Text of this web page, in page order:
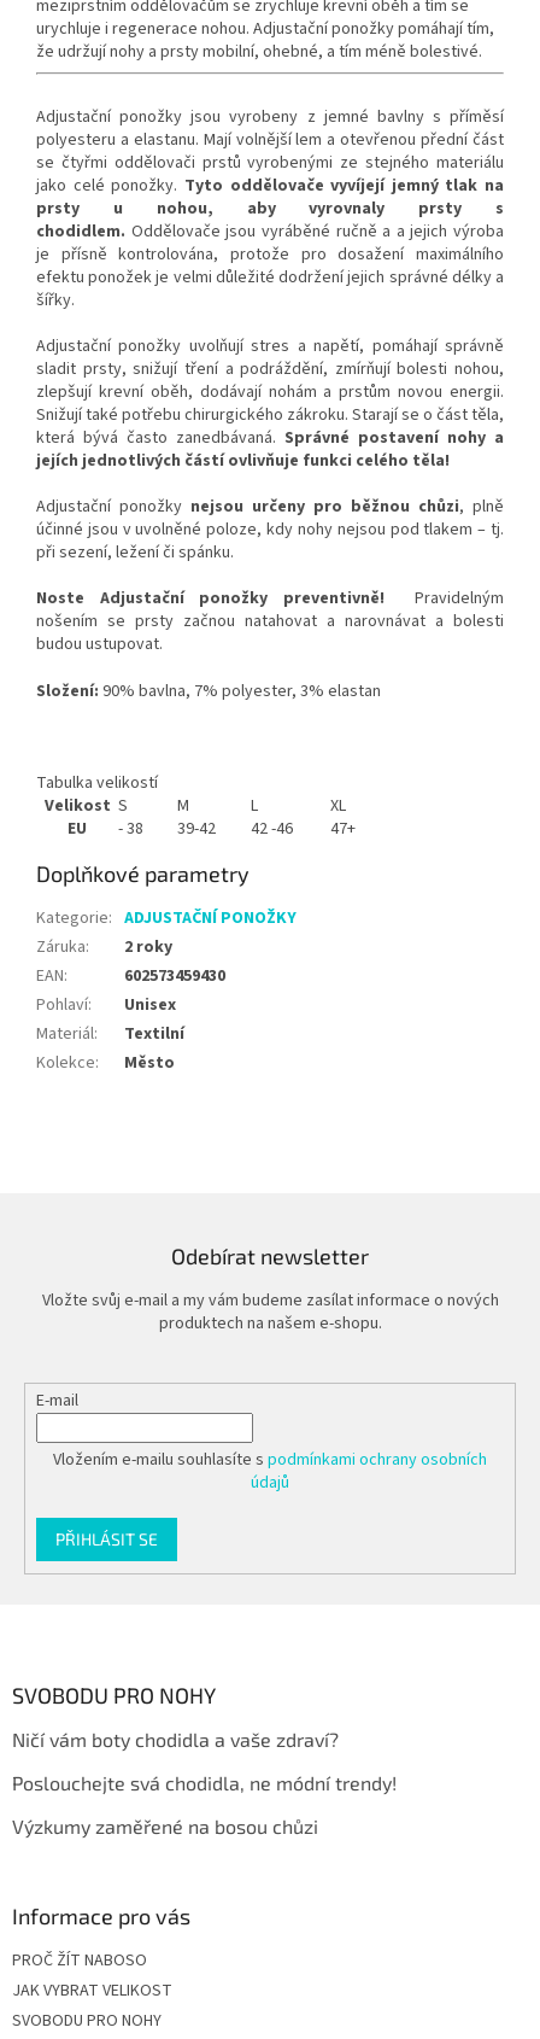
meziprstním oddělovačům se zrychluje krevní oběh a tím se
urychluje i regenerace nohou. Adjustační ponožky pomáhají tím,
že udržují nohy a prsty mobilní, ohebné, a tím méně bolestivé.
Adjustační ponožky jsou vyrobeny z jemné bavlny s příměsí
polyesteru a elastanu. Mají volnější lem a otevřenou přední část
se čtyřmi oddělovači prstů vyrobenými ze stejného materiálu
jako celé ponožky. Tyto oddělovače vyvíjejí jemný tlak na
prsty u nohou, aby vyrovnaly prsty s
chodidlem. Oddělovače jsou vyráběné ručně a a jejich výroba
je přísně kontrolována, protože pro dosažení maximálního
efektu ponožek je velmi důležité dodržení jejich správné délky a
šířky.
Adjustační ponožky uvolňují stres a napětí, pomáhají správně
sladit prsty, snižují tření a podráždění, zmírňují bolesti nohou,
zlepšují krevní oběh, dodávají nohám a prstům novou energii.
Snižují také potřebu chirurgického zákroku. Starají se o část těla,
která bývá často zanedbávaná. Správné postavení nohy a
jejích jednotlivých částí ovlivňuje funkci celého těla!
Adjustační ponožky nejsou určeny pro běžnou chůzi, plně
účinné jsou v uvolněné poloze, kdy nohy nejsou pod tlakem – tj.
při sezení, ležení či spánku.
Noste Adjustační ponožky preventivně! Pravidelným
nošením se prsty začnou natahovat a narovnávat a bolesti
budou ustupovat.
Složení: 90% bavlna, 7% polyester, 3% elastan
Tabulka velikostí
Velikost S M L
XL
EU
- 38 39-42 42 -46 47+
Doplňkové parametry
Kategorie: ADJUSTAČNÍ PONOŽKY
Záruka:
2 roky
EAN:
602573459430
Pohlaví:
Unisex
Materiál:
Textilní
Kolekce: Město
Odebírat newsletter
Vložte svůj e-mail a my vám budeme zasílat informace o nových
produktech na našem e-shopu.
E-mail
Vložením e-mailu souhlasíte s podmínkami ochrany osobních
údajů
PŘIHLÁSIT SE
SVOBODU PRO NOHY
Ničí vám boty chodidla a vaše zdraví?
Poslouchejte svá chodidla, ne módní trendy!
Výzkumy zaměřené na bosou chůzi
Informace pro vás
PROČ ŽÍT NABOSO
JAK VYBRAT VELIKOST
SVOBODU PRO NOHY